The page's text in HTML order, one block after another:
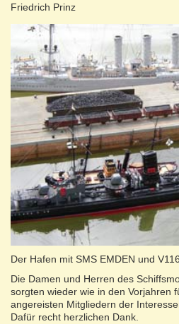
Friedrich Prinz
Der Hafen mit SMS EMDEN und V116
Die Damen und Herren des
sorgten wieder wie in den Vorjahren
angereisten Mitgliedern der
Dafür recht herzlichen Dank.